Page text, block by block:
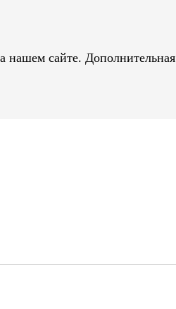
нашем сайте.